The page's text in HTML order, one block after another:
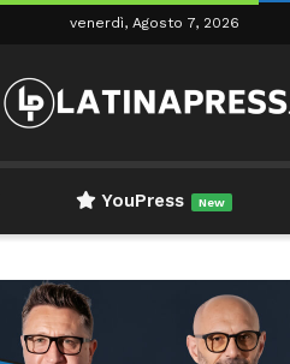
venerdì, Agosto 7, 2026
YouPress New